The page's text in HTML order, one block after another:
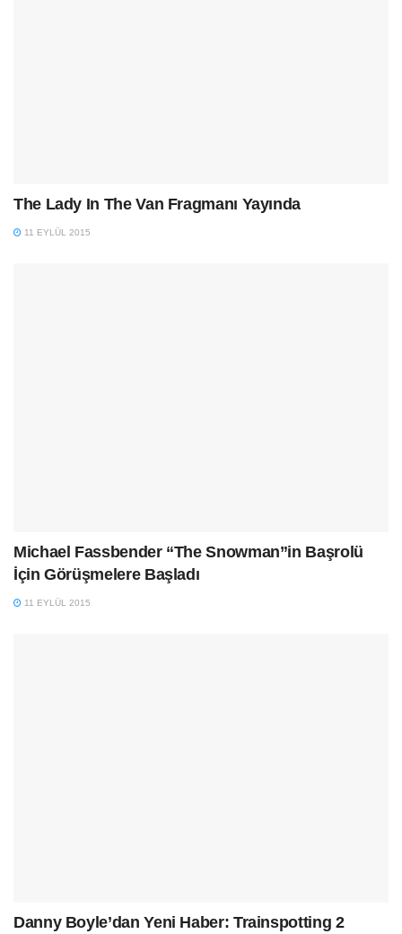
The Lady In The Van Fragmanı Yayında
11 EYLÜL 2015
Michael Fassbender “The Snowman”in Başrolü
İçin Görüşmelere Başladı
11 EYLÜL 2015
Danny Boyle’dan Yeni Haber: Trainspotting 2